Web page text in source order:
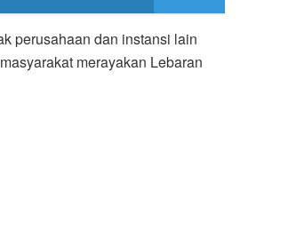
perusahaan dan instansi lain
merayakan Lebaran